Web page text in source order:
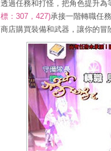
透過任務和打怪，把角色提升為
標：307，427)承接一階轉職任務
商店購買裝備和武器，讓你的冒